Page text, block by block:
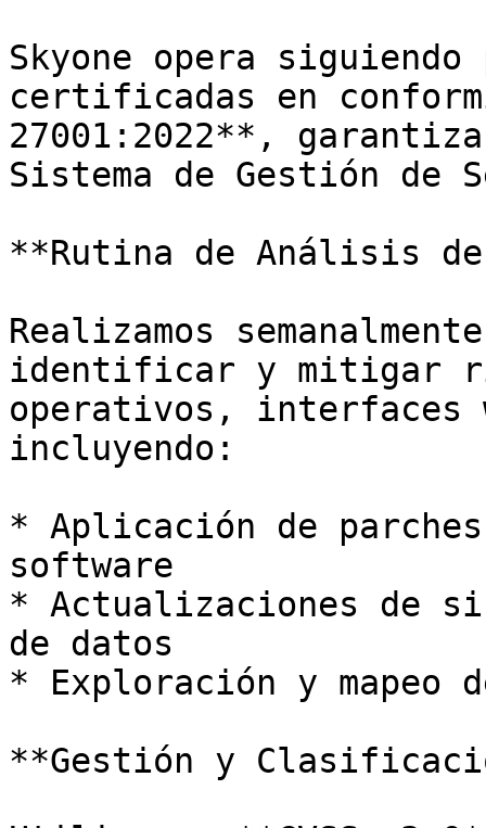
Skyone opera
certificadas en
27001:2022**,
Sistema de Gestión de
**Rutina de Análisis
Realizamos
identificar y mitigar
operativos, interfaces
incluyendo:
* Aplicación de
software
* Actualizaciones de
de datos
* Exploración y mapeo
**Gestión y